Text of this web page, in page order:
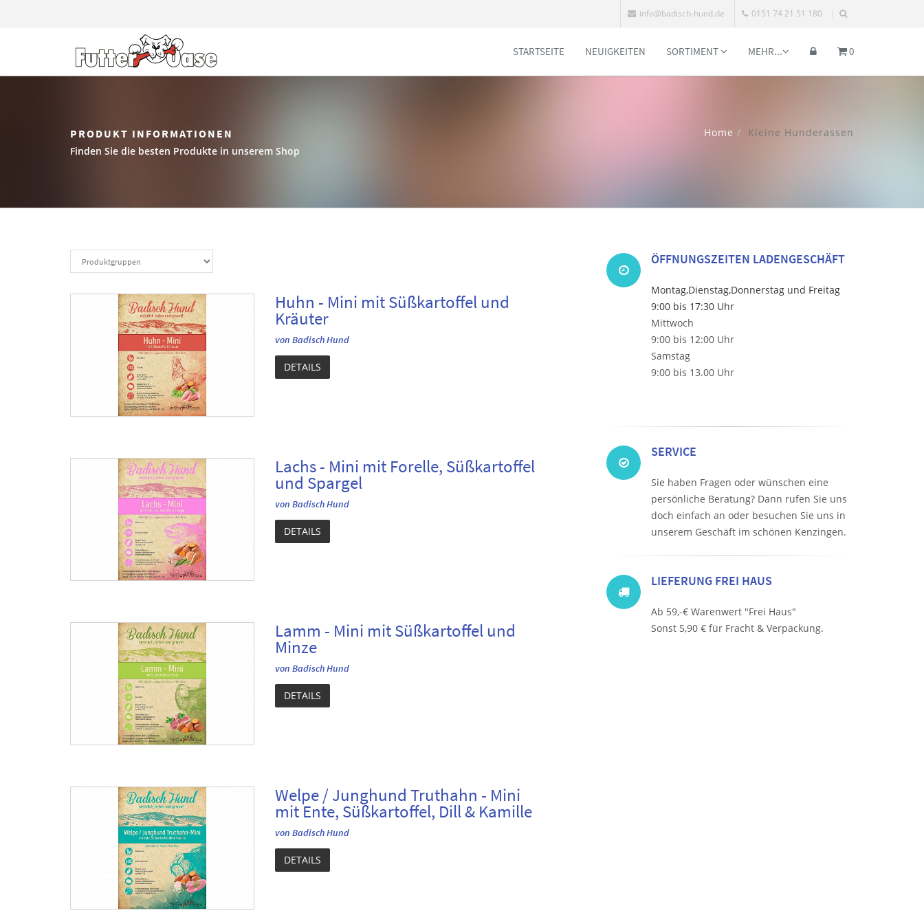
info@badisch-hund.de 0151 74 21 51 180
STARTSEITE NEUIGKEITEN SORTIMENT MEHR... 0
PRODUKT INFORMATIONEN
Finden Sie die besten Produkte in unserem Shop
Home Kleine Hunderassen
Huhn - Mini mit Süßkartoffel und
Kräuter
von Badisch Hund
DETAILS
Lachs - Mini mit Forelle, Süßkartoffel
und Spargel
von Badisch Hund
DETAILS
Lamm - Mini mit Süßkartoffel und
Minze
von Badisch Hund
DETAILS
Welpe / Junghund Truthahn - Mini
mit Ente, Süßkartoffel, Dill & Kamille
von Badisch Hund
DETAILS
ÖFFNUNGSZEITEN LADENGESCHÄFT
Montag,Dienstag,Donnerstag und Freitag
9:00 bis 17:30 Uhr
Mittwoch
9:00 bis 12:00 Uhr
Samstag
9:00 bis 13.00 Uhr
SERVICE
Sie haben Fragen oder wünschen eine
persönliche Beratung? Dann rufen Sie uns
doch einfach an oder besuchen Sie uns in
unserem Geschäft im schönen Kenzingen.
LIEFERUNG FREI HAUS
Ab 59,-€ Warenwert "Frei Haus"
Sonst 5,90 € für Fracht & Verpackung.